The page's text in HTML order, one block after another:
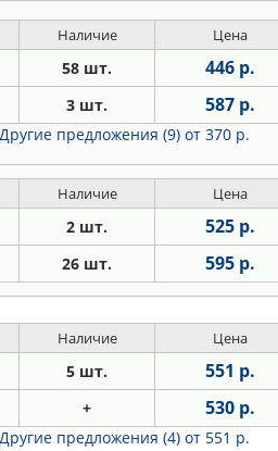
Наличие Цена
58 шт. 446 р.
3 шт. 587 р.
Другие предложения (9) от 370 р.
Наличие Цена
2 шт. 525 р.
26 шт. 595 р.
Наличие Цена
5 шт. 551 р.
+ 530 р.
Другие предложения (4) от 551 р.